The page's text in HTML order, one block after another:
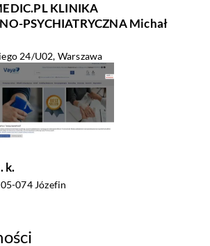
KLINIKA
PSYCHIATRYCZNA Michał
24/U02, Warszawa
k.
074 Józefin